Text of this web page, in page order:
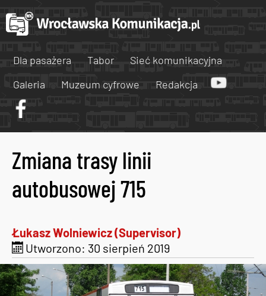
Dla pasażera Tabor
Sieć komunikacyjna
Galeria
Muzeum cyfrowe Redakcja
Zmiana trasy linii
autobusowej 715
Łukasz Wolniewicz (Supervisor)
Utworzono: 30 sierpień 2019